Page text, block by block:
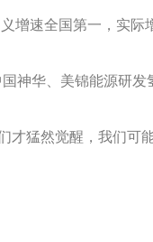
增速全国第一，实际
神华、美锦能源研发
才猛然觉醒，我们可